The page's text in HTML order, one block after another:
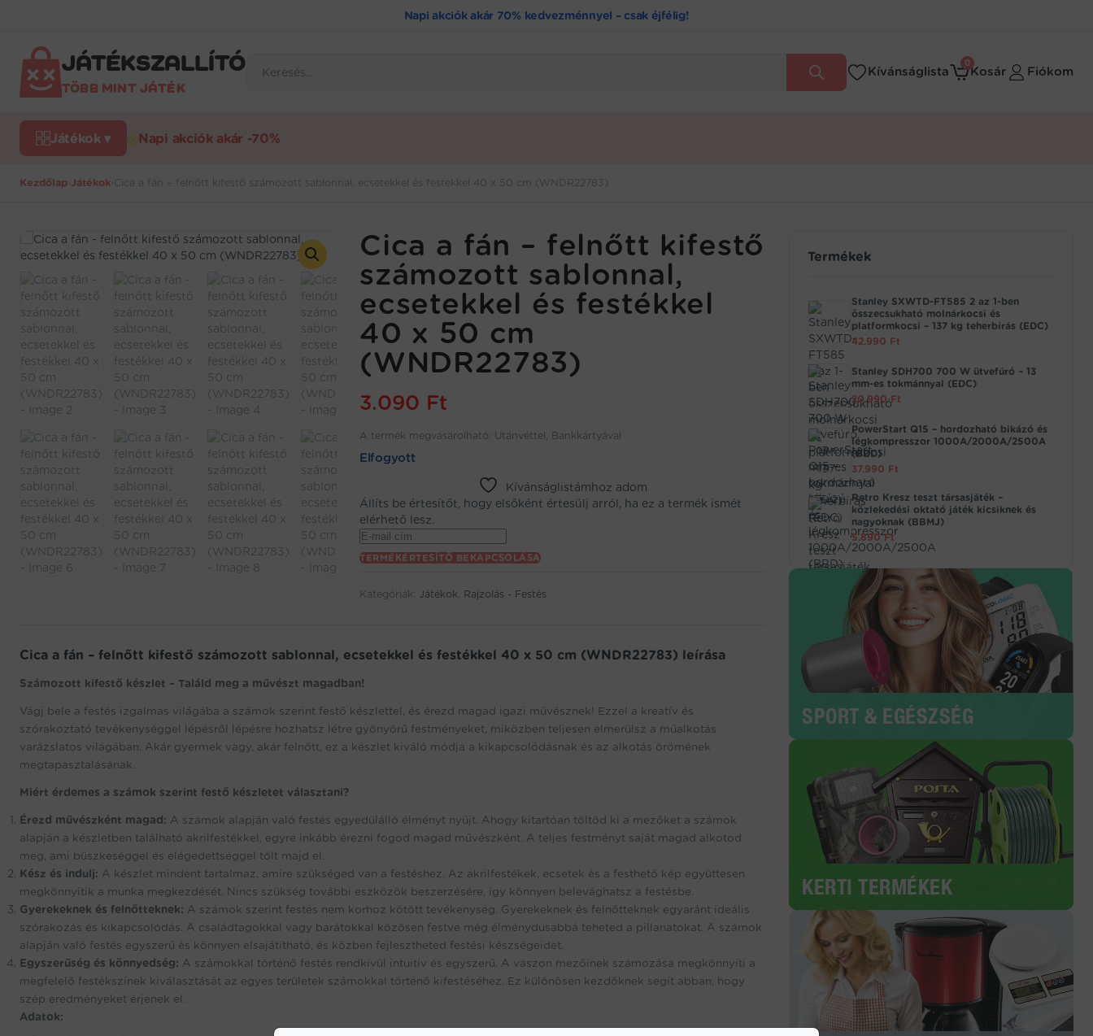
Napi akciók akár 70% kedvezménnyel – csak éjfélig!
JÁTÉKSZALLÍTÓ
TÖBB MINT JÁTÉK
search
Kívánságlista
0
Kosár Fiókom
Játékok ▾ Napi akciók akár -70%
Kezdőlap Játékok Cica a fán – felnőtt kifestő számozott sablonnal, ecsetekkel és festékkel 40 x 50 cm (WNDR22783)
Cica a fán – felnőtt kifestő
számozott sablonnal,
ecsetekkel és festékkel
40 x 50 cm
(WNDR22783)
3.090 Ft
A termék megvásárolható: Utánvéttel, Bankkártyával
Elfogyott
Kívánságlistámhoz adom
Állíts be értesítőt, hogy elsőként értesülj arról, ha ez a termék ismét
elérhető lesz.
Enter
your
email
to
waitlist
this
TERMÉKÉRTESÍTŐ BEKAPCSOLÁSA
Kategóriák: Játékok, Rajzolás - Festés
Cica a fán – felnőtt kifestő számozott sablonnal, ecsetekkel és festékkel 40 x 50 cm (WNDR22783) leírása
Számozott kifestő készlet – Találd meg a művészt magadban!
Vágj bele a festés izgalmas világába a számok szerint festő készlettel, és érezd magad igazi művésznek! Ezzel a kreatív és
szórakoztató tevékenységgel lépésről lépésre hozhatsz létre gyönyörű festményeket, miközben teljesen elmerülsz a műalkotás
varázslatos világában. Akár gyermek vagy, akár felnőtt, ez a készlet kiváló módja a kikapcsolódásnak és az alkotás örömének
megtapasztalásának.
Miért érdemes a számok szerint festő készletet választani?
Érezd művészként magad: A számok alapján való festés egyedülálló élményt nyújt. Ahogy kitartóan töltöd ki a mezőket a számok
alapján a készletben található akrilfestékkel, egyre inkább érezni fogod magad művészként. A teljes festményt saját magad alkotod
meg, ami büszkeséggel és elégedettséggel tölt majd el.
Kész és indulj: A készlet mindent tartalmaz, amire szükséged van a festéshez. Az akrilfestékek, ecsetek és a festhető kép együttesen
megkönnyítik a munka megkezdését. Nincs szükség további eszközök beszerzésére, így könnyen belevághatsz a festésbe.
Gyerekeknek és felnőtteknek: A számok szerint festés nem korhoz kötött tevékenység. Gyerekeknek és felnőtteknek egyaránt ideális
szórakozás és kikapcsolódás. A családtagokkal vagy barátokkal közösen festve még élménydúsabbá teheted a pillanatokat. A számok
alapján való festés egyszerű és könnyen elsajátítható, és közben fejlesztheted festési készségeidet.
Egyszerűség és könnyedség: A számokkal történő festés rendkívül intuitív és egyszerű. A vászon mezőinek számozása megkönnyíti a
megfelelő festékszínek kiválasztását az egyes területek számokkal történő kifestéséhez. Ez különösen kezdőknek segít abban, hogy
szép eredményeket érjenek el.
Adatok:
Termékek
Stanley SXWTD-FT585 2 az 1-ben
összecsukható molnárkocsi és
platformkocsi – 137 kg teherbírás (EDC)
42.990 Ft
Stanley SDH700 700 W ütvefúró – 13
mm-es tokmánnyal (EDC)
20.990Ft
PowerStart Q15 – hordozható bikázó és
légkompresszor 1000A/2000A/2500A
(BBD)
37.990 Ft
Retro Kresz teszt társasjáték –
közlekedési oktató játék kicsiknek és
nagyoknak (BBMJ)
5.890Ft
SPORT & EGÉSZSÉG
KERTI TERMÉKEK